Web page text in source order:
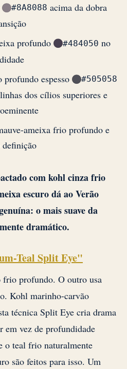
#8A8088 acima da dobra
profundo
#484050 no
espesso
#505058
dos cílios superiores e
ameixa frio profundo e
definição
com kohl cinza frio
escuro dá ao Verão
o mais suave da
dramático.
Teal Split Eye"
frio profundo. O outro usa
Kohl marinho-carvão
técnica Split Eye cria drama
em vez de profundidade
o teal frio naturalmente
são feitos para isso. Um